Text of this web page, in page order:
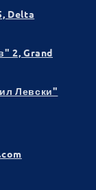
Delta
2, Grand
Левски"